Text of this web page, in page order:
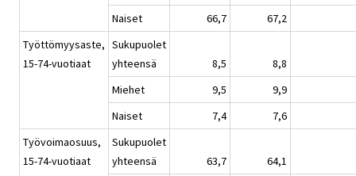
Naiset
66,7
67,2
Työttömyysaste,
15-74-vuotiaat
Sukupuolet
yhteensä
8,5
8,8
Miehet
9,5
9,9
Naiset
7,4
7,6
Työvoimaosuus,
15-74-vuotiaat
Sukupuolet
yhteensä
63,7
64,1